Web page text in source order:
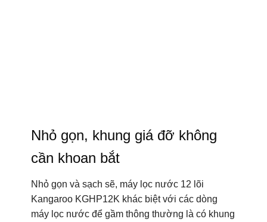
khoan bắt vít gắn tường. Chân quỳ di động có
thể đặt tại mọi nơi bạn muốn.